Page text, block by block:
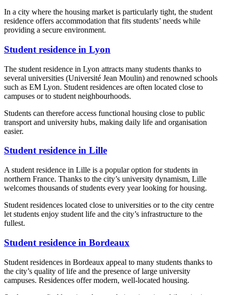
In a city where the housing market is particularly tight, the student
residence offers accommodation that fits students’ needs while
providing a secure environment.
Student residence in Lyon
The student residence in Lyon attracts many students thanks to
several universities (Université Jean Moulin) and renowned schools
such as EM Lyon. Student residences are often located close to
campuses or to student neighbourhoods.
Students can therefore access functional housing close to public
transport and university hubs, making daily life and organisation
easier.
Student residence in Lille
A student residence in Lille is a popular option for students in
northern France. Thanks to the city’s university dynamism, Lille
welcomes thousands of students every year looking for housing.
Student residences located close to universities or to the city centre
let students enjoy student life and the city’s infrastructure to the
fullest.
Student residence in Bordeaux
Student residences in Bordeaux appeal to many students thanks to
the city’s quality of life and the presence of large university
campuses. Residences offer modern, well-located housing.